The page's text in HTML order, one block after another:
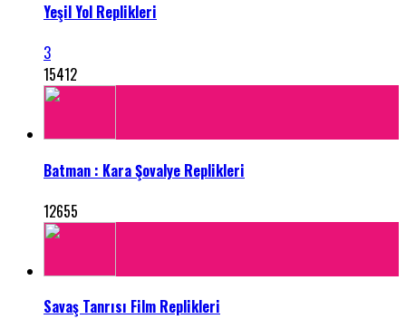
Yeşil Yol Replikleri
3
15412
Batman : Kara Şovalye Replikleri
12655
Savaş Tanrısı Film Replikleri